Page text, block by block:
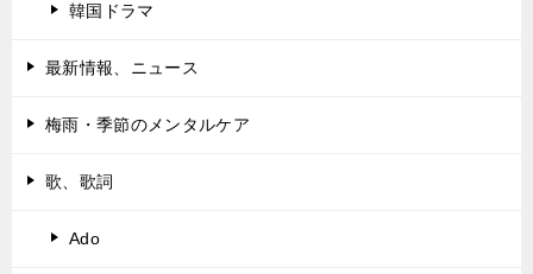
韓国ドラマ
最新情報、ニュース
梅雨・季節のメンタルケア
歌、歌詞
Ado